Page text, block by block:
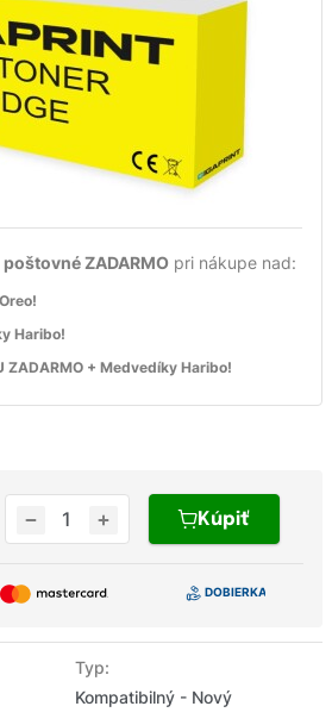
poštovné ZADARMO pri nákupe nad:
Haribo!
ZADARMO + Medvedíky Haribo!
Typ:
Kompatibilný - Nový
Kúpiť